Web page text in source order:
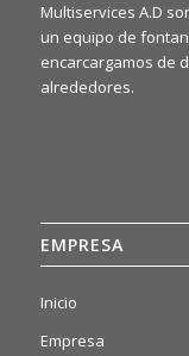
Multiservices A.D
un equipo de
encarcargamos de
alrededores.
EMPRESA
Inicio
Empresa